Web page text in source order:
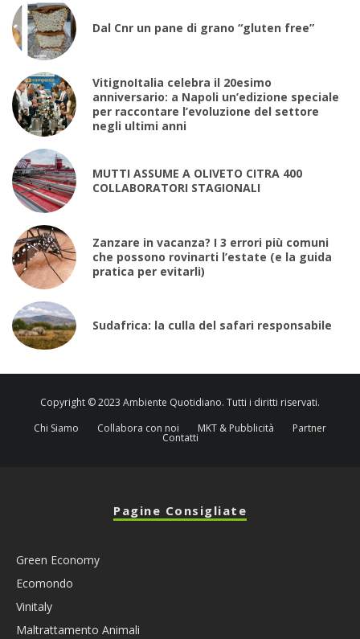
Dal Cnr un pane di grano “gluten free”
VitignoItalia celebra il 20esimo
anniversario: a Napoli un’edizione speciale
per raccontare l’evoluzione del settore
negli ultimi anni
MUTTI ASSUME A OLIVETO CITRA 400
COLLABORATORI STAGIONALI
Zanzare in vacanza? I 3 errori più comuni
che possono rovinarti l’estate (e la guida
pratica per evitarli)
Sudafrica: la culla del safari responsabile
Copyright © 2023 Ambiente Quotidiano. Tutti i diritti riservati.
Chi Siamo
Collabora con noi MKT & Pubblicità Partner
Contatti
Pagine Consigliate
Green Economy
Ecomondo
Vinitaly
Maltrattamento Animali